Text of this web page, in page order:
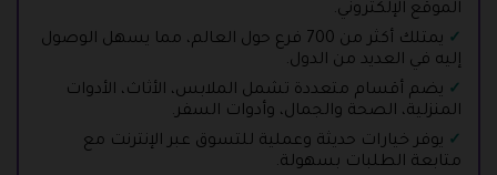
الموقع الإلكتروني.
يمتلك أكثر من 700 فرع حول العالم، مما يسهل الوصول
إليه في العديد من الدول.
يضم أقسام متعددة تشمل الملابس، الأثاث، الأدوات
المنزلية، الصحة والجمال، وأدوات السفر.
يوفر خيارات حديثة وعملية للتسوق عبر الإنترنت مع
متابعة الطلبات بسهولة.